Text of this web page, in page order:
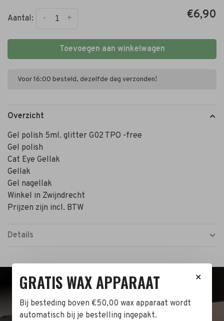
Aantal: +
- €6,90
Toevoegen aan winkelwagen
Voor 16:00 besteld, dezelfde dag verzonden!
Overzicht
Gel polish 5ml. glitter G02 TPO -free
Gel polish
Cat Eye Gellak
Gellak
Gel nagellak
Winkel in Zwijndrecht
Prijzen zijn incl. BTW
Details
BEZOEK DE WINKEL!
✕
GRATIS WAX APPARAAT
Bij besteding boven €50,00 wax apparaat wordt
automatisch bij je bestelling ingepakt.